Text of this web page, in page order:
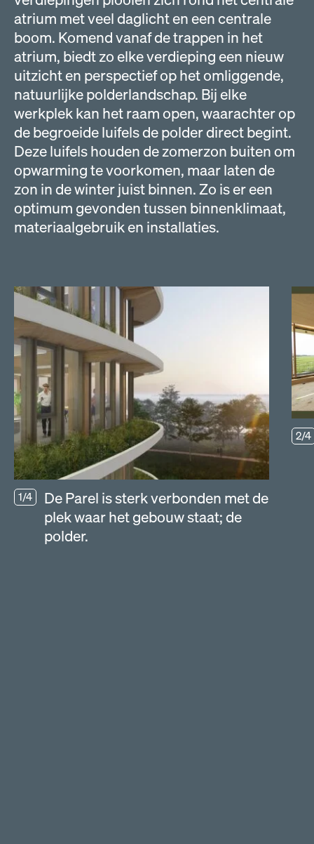
atrium met veel daglicht en een centrale
boom. Komend vanaf de trappen in het
atrium, biedt zo elke verdieping een nieuw
uitzicht en perspectief op het omliggende,
natuurlijke polderlandschap. Bij elke
werkplek kan het raam open, waarachter op
de begroeide luifels de polder direct begint.
Deze luifels houden de zomerzon buiten om
opwarming te voorkomen, maar laten de
zon in de winter juist binnen. Zo is er een
optimum gevonden tussen binnenklimaat,
materiaalgebruik en installaties.
1/4
De Parel is sterk verbonden met de
plek waar het gebouw staat; de
polder.
2/4